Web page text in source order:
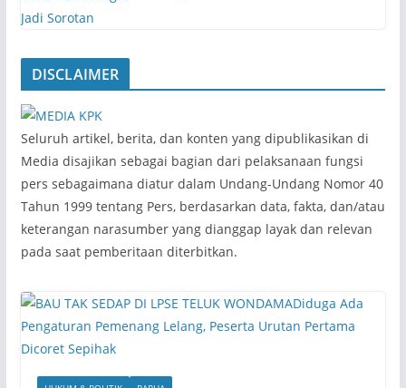
DISCLAIMER
‎Seluruh artikel, berita, dan konten yang dipublikasikan di
Media disajikan sebagai bagian dari pelaksanaan fungsi
pers sebagaimana diatur dalam Undang-Undang Nomor 40
Tahun 1999 tentang Pers, berdasarkan data, fakta, dan/atau
keterangan narasumber yang dianggap layak dan relevan
pada saat pemberitaan diterbitkan.